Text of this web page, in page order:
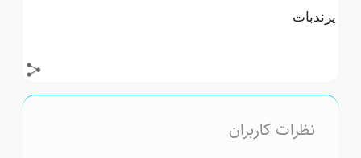
پرندبات
نظرات کاربران